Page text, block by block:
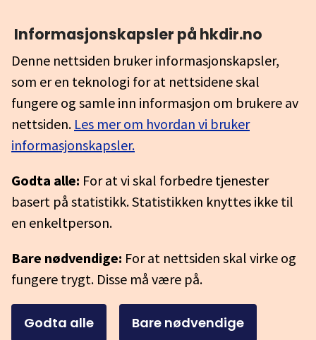
Informasjonskapsler på hkdir.no
Denne nettsiden bruker informasjonskapsler,
som er en teknologi for at nettsidene skal
fungere og samle inn informasjon om brukere av
nettsiden. Les mer om hvordan vi bruker
informasjonskapsler.
Godta alle: For at vi skal forbedre tjenester
basert på statistikk. Statistikken knyttes ikke til
en enkeltperson.
Bare nødvendige: For at nettsiden skal virke og
fungere trygt. Disse må være på.
Godta alle Bare nødvendige